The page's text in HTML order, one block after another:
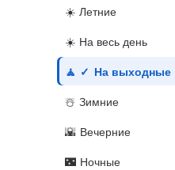
Летние
На весь день
На выходные
Зимние
Вечерние
Ночные